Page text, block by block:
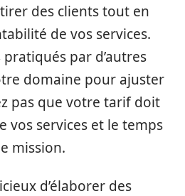
des clients tout en
de vos services.
par d’autres
domaine pour ajuster
pas que votre tarif doit
vos services et le temps
mission.
d’élaborer des